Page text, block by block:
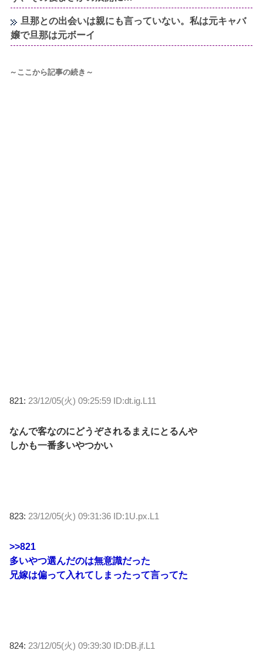
旦那との出会いは親にも言っていない。私は元キャバ
嬢で旦那は元ボーイ
～ここから記事の続き～
821: 23/12/05(火) 09:25:59 ID:dt.ig.L11
なんで客なのにどうぞされるまえにとるんや
しかも一番多いやつかい
823: 23/12/05(火) 09:31:36 ID:1U.px.L1
>>821
多いやつ選んだのは無意識だった
兄嫁は偏って入れてしまったって言ってた
824: 23/12/05(火) 09:39:30 ID:DB.jf.L1